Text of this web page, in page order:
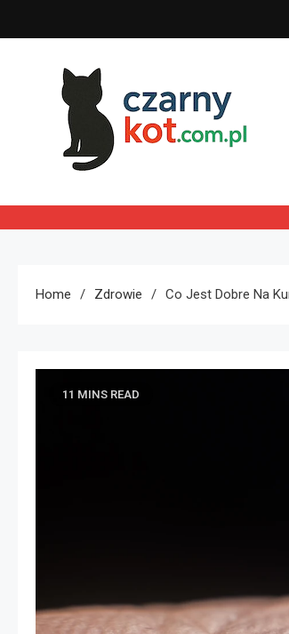
to
Czarny kot
Home Zdrowie Co Jest Dobre Na
11 MINS READ